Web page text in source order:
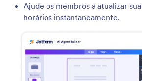
Ajude os membros a atualizar
horários instantaneamente.